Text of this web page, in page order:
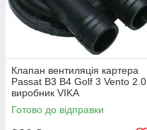
Клапан вентиляція картера
Passat B3 B4 Golf 3 Vento 2.0
виробник VIKA
Готово до відправки